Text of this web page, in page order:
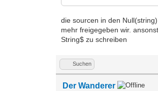
die sourcen in den
mehr freigegeben wir.
String$ zu schreiben
Suchen
Der Wanderer